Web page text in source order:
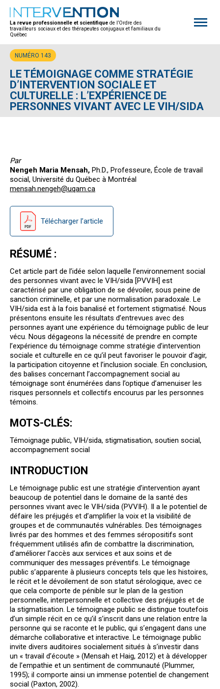
La revue professionnelle et scientifique de l’Ordre des
travailleurs sociaux et des thérapeutes conjugaux et familiaux du
Québec
site
NUMÉRO 143
LE TÉMOIGNAGE COMME STRATÉGIE
D’INTERVENTION SOCIALE ET
CULTURELLE : L’EXPÉRIENCE DE
PERSONNES VIVANT AVEC LE VIH/SIDA
Par
Nengeh Maria Mensah, Ph.D., Professeure, École de travail
social, Université du Québec à Montréal
mensah.nengeh@uqam.ca
Télécharger l’article
RÉSUMÉ :
Cet article part de l’idée selon laquelle l’environnement social
des personnes vivant avec le VIH/sida [PVVIH] est
caractérisé par une obligation de se dévoiler, sous peine de
sanction criminelle, et par une normalisation paradoxale. Le
VIH/sida est à la fois banalisé et fortement stigmatisé. Nous
présentons ensuite les résultats d’entrevues avec des
personnes ayant une expérience du témoignage public de leur
vécu. Nous dégageons la nécessité de prendre en compte
l’expérience du témoignage comme stratégie d’intervention
sociale et culturelle en ce qu’il peut favoriser le pouvoir d’agir,
la participation citoyenne et l’inclusion sociale. En conclusion,
des balises concernant l’accompagnement social au
témoignage sont énumérées dans l’optique d’amenuiser les
risques personnels et collectifs encourus par les personnes
témoins.
MOTS-CLÉS:
Témoignage public, VIH/sida, stigmatisation, soutien social,
accompagnement social
INTRODUCTION
Le témoignage public est une stratégie d’intervention ayant
beaucoup de potentiel dans le domaine de la santé des
personnes vivant avec le VIH/sida (PVVIH). Il a le potentiel de
défaire les préjugés et d’amplifier la voix et la visibilité de
groupes et de communautés vulnérables. Des témoignages
livrés par des hommes et des femmes séropositifs sont
fréquemment utilisés afin de combattre la discrimination,
d’améliorer l’accès aux services et aux soins et de
communiquer des messages préventifs. Le témoignage
public s’apparente à plusieurs concepts tels que les histoires,
le récit et le dévoilement de son statut sérologique, avec ce
que cela comporte de pénible sur le plan de la gestion
personnelle, interpersonnelle et collective des préjugés et de
la stigmatisation. Le témoignage public se distingue toutefois
d’un simple récit en ce qu’il s’inscrit dans une relation entre la
personne qui se raconte et le public, qui s’engagent dans une
démarche collaborative et interactive. Le témoignage public
invite divers auditoires socialement situés à s’investir dans
un « travail d’écoute » (Mensah et Haig, 2012) et à développer
de l’empathie et un sentiment de communauté (Plummer,
1995); il comporte ainsi un immense potentiel de changement
social (Paxton, 2002).